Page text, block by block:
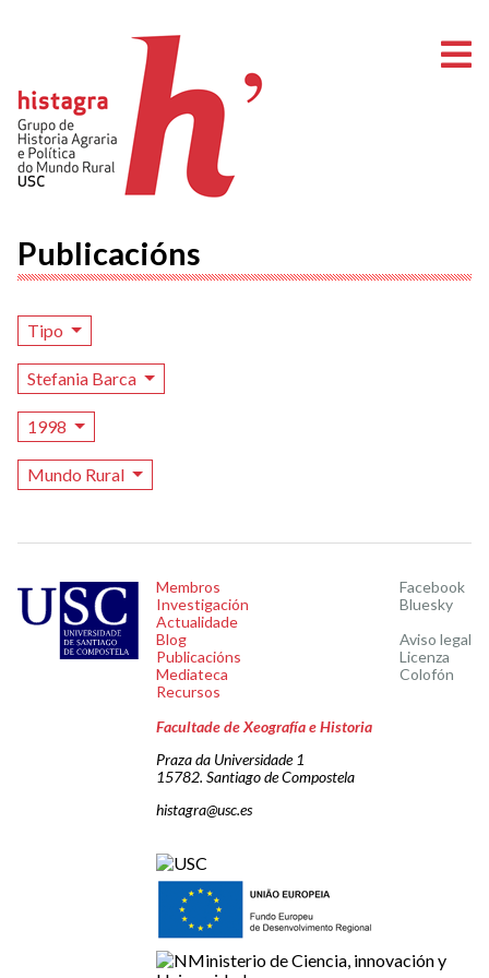
Publicacións
Tipo
Stefania Barca
1998
Mundo Rural
Membros
Investigación
Actualidade
Blog
Publicacións
Mediateca
Recursos
Facebook
Bluesky
Aviso legal
Licenza
Colofón
Facultade de Xeografía e Historia
Praza da Universidade 1
15782. Santiago de Compostela
histagra@usc.es